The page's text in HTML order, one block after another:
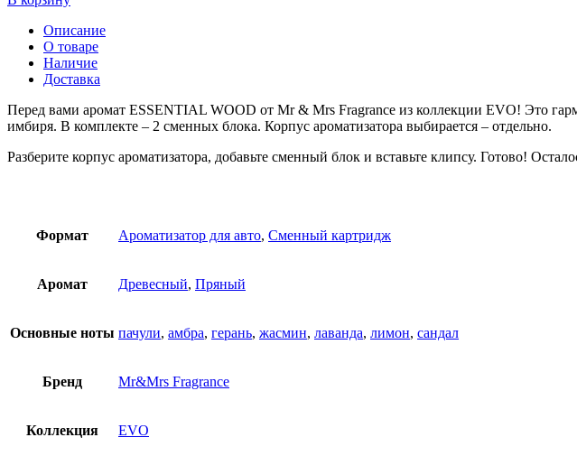
Описание
О товаре
Наличие
Доставка
Перед вами аромат ESSENTIAL WOOD от Mr & Mrs Fragrance из коллекции EVO! Это
имбиря. В комплекте – 2 сменных блока. Корпус ароматизатора выбирается – отдельно.
Разберите корпус ароматизатора, добавьте сменный блок и вставьте клипсу. Готово!
Формат Ароматизатор для авто, Сменный картридж
Аромат Древесный, Пряный
Основные ноты пачули, амбра, герань, жасмин, лаванда, лимон, сандал
Бренд Mr&Mrs Fragrance
Коллекция EVO